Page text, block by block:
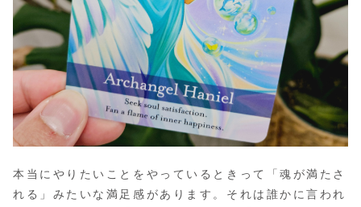
本当にやりたいことをやっているときって「魂が満たさ
れる」みたいな満足感があります。それは誰かに言われ